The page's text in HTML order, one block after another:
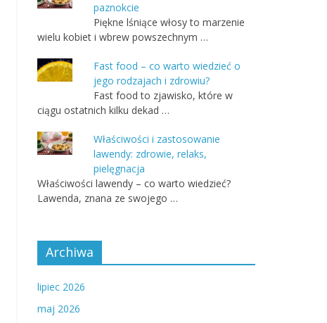
paznokcie
Piękne lśniące włosy to marzenie
wielu kobiet i wbrew powszechnym …
Fast food – co warto wiedzieć o
jego rodzajach i zdrowiu?
Fast food to zjawisko, które w
ciągu ostatnich kilku dekad …
Właściwości i zastosowanie
lawendy: zdrowie, relaks,
pielęgnacja
Właściwości lawendy – co warto wiedzieć?
Lawenda, znana ze swojego …
Archiwa
lipiec 2026
maj 2026